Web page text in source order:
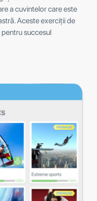
a cuvintelor care este
Aceste exerciții de
succesul